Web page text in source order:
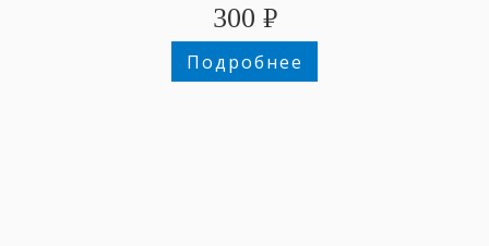
300 ₽
Подробнее